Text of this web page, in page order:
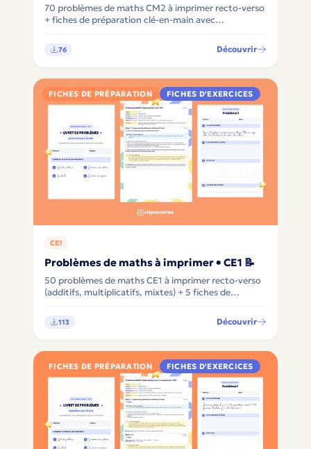
70 problèmes de maths CM2 à imprimer recto-verso
+ fiches de préparation clé-en-main avec
de calculer 🧮✨
76 Découvrir
FICHES DE PRÉPARATION FICHES D'EXERCICES
CE1
Problèmes de maths à imprimer • CE1 📝
50 problèmes de maths CE1 à imprimer recto-verso
(additifs, multiplicatifs, mixtes) + 5 fiches de
apprendre à comprendre avant de calculer 🧮✨
113 Découvrir
FICHES DE PRÉPARATION FICHES D'EXERCICES